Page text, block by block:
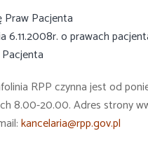
Praw Pacjenta
6.11.2008r. o prawach
RPP czynna jest od
8.00-20.00. Adres strony
kancelaria@rpp.gov.pl